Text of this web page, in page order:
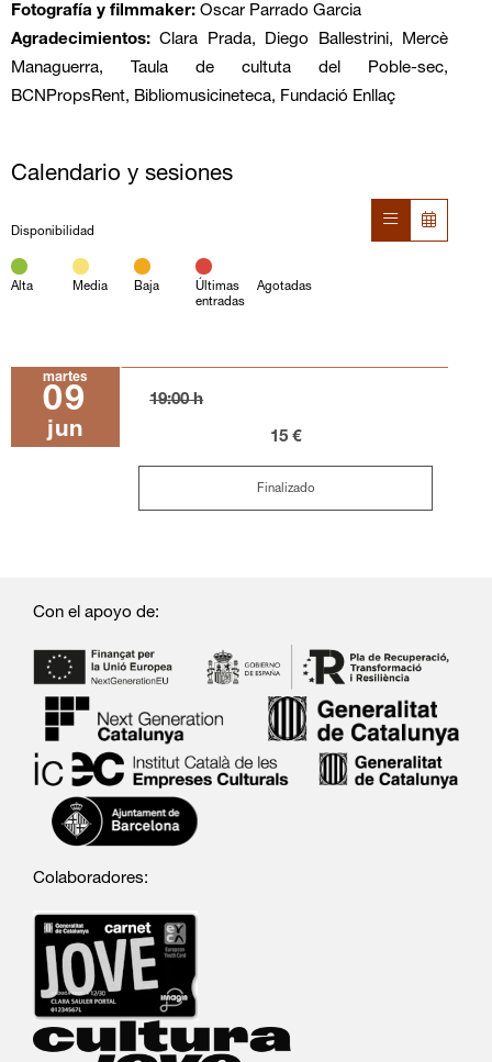
Fotografía y filmmaker: Oscar Parrado Garcia
Agradecimientos:Clara Prada, Diego Ballestrini, Mercè
Managuerra, Taula de cultuta del Poble-sec,
BCNPropsRent, Bibliomusicineteca, Fundació Enllaç
Calendario y sesiones
Disponibilidad
Alta Media Baja
Últimas
entradas
Agotadas
martes
09
jun
19:00 h
15 €
Finalizado
Con el apoyo de:
Colaboradores: